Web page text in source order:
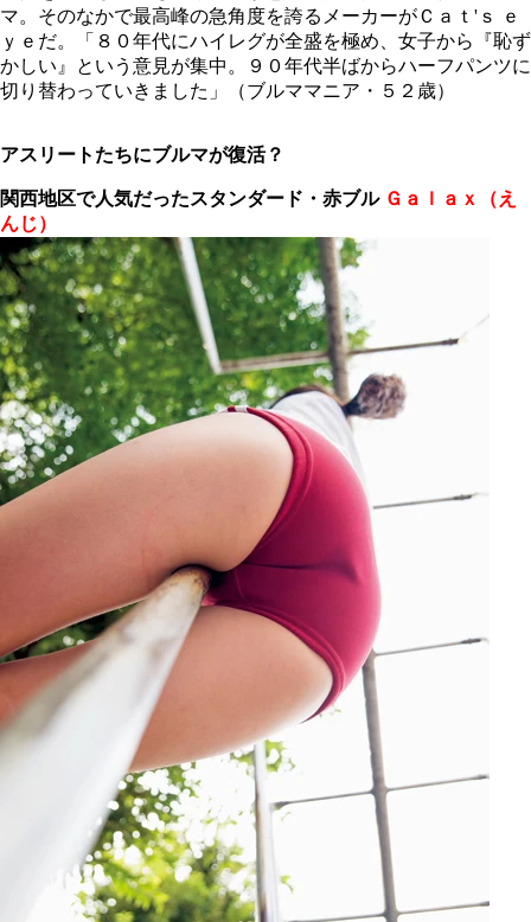
マ。そのなかで最高峰の急角度を誇るメーカーがＣａｔ'ｓ ｅ
ｙｅだ。「８０年代にハイレグが全盛を極め、女子から『恥ず
かしい』という意見が集中。９０年代半ばからハーフパンツに
切り替わっていきました」（ブルママニア・５２歳）
アスリートたちにブルマが復活？
関西地区で人気だったスタンダード・赤ブル Ｇａｌａｘ（え
んじ）